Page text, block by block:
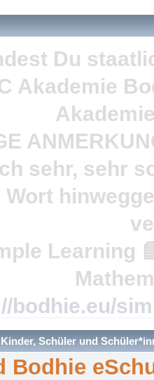
Du
Akademie
sehr, sehr
Wort
Learning
bodhie.eu/
Schüler und
Bodhie